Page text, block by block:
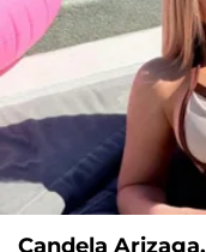
Candela